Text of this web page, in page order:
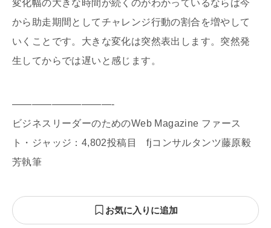
変化幅の大きな時間が続くのがわかっているならば今
から助走期間としてチャレンジ行動の割合を増やして
いくことです。大きな変化は突然表出します。突然発
生してからでは遅いと感じます。
——————————-
ビジネスリーダーのためのWeb Magazine ファース
ト・ジャッジ：4,802投稿目 fjコンサルタンツ藤原毅
芳執筆
お気に入りに追加